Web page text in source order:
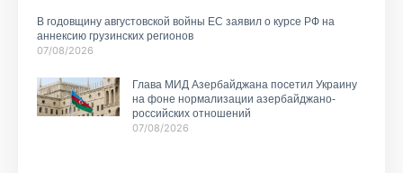
В годовщину августовской войны ЕС заявил о курсе РФ на
аннексию грузинских регионов
07/08/2026
Глава МИД Азербайджана посетил Украину
на фоне нормализации азербайджано-
российских отношений
07/08/2026